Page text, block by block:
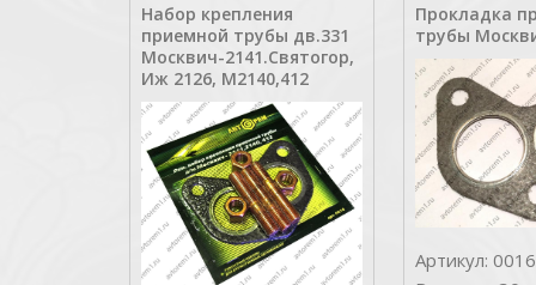
Набор крепления
приемной трубы дв.331
Москвич-2141.Святогор,
Иж 2126, М2140,412
Прокладка
трубы
Артикул: